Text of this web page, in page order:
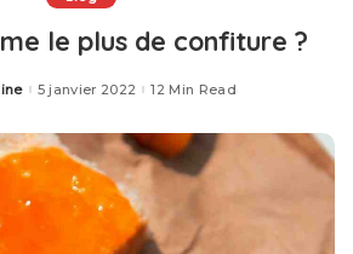
le plus de confiture ?
5 janvier 2022 12 Min Read